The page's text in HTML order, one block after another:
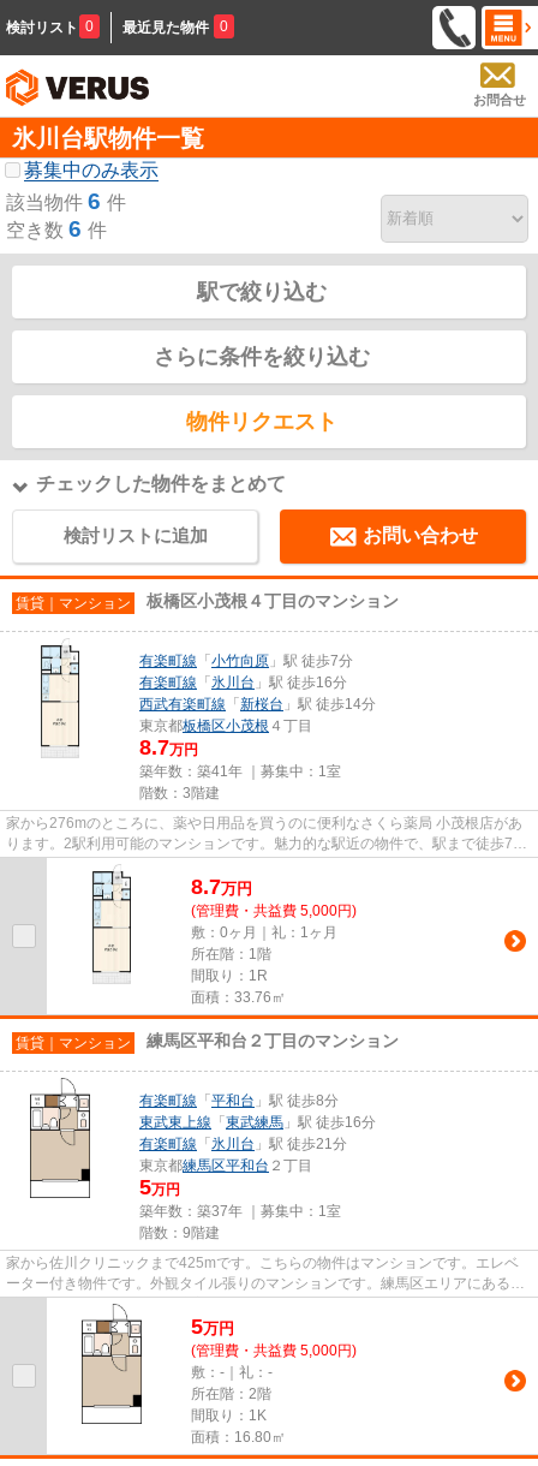
検討リスト 0 最近見た物件 0
お問合せ
氷川台駅物件一覧
募集中のみ表示
該当物件 6 件
空き数 6 件
駅で絞り込む
さらに条件を絞り込む
物件リクエスト
チェックした物件をまとめて
検討リストに追加 お問い合わせ
賃貸｜マンション 板橋区小茂根４丁目のマンション
有楽町線 「 小竹向原 」駅 徒歩7分
有楽町線 「 氷川台 」駅 徒歩16分
西武有楽町線 「 新桜台 」駅 徒歩14分
東京都板橋区小茂根 ４丁目
8.7万円
築年数：築41年 ｜募集中： 1室
階数：3階建
家から276mのところに、薬や日用品を買うのに便利なさくら薬局 小茂根店があ
ります。2駅利用可能のマンションです。魅力的な駅近の物件で、駅まで徒歩7分
です。見た目がきれいな外観タ...
8.7万円
(管理費・共益費 5,000円)
敷：0ヶ月｜礼：1ヶ月
所在階：1階
間取り：1R
面積：33.76㎡
賃貸｜マンション 練馬区平和台２丁目のマンション
有楽町線 「 平和台 」駅 徒歩8分
東武東上線 「 東武練馬 」駅 徒歩16分
有楽町線 「 氷川台 」駅 徒歩21分
東京都練馬区平和台 ２丁目
5万円
築年数：築37年 ｜募集中： 1室
階数：9階建
家から佐川クリニックまで425mです。こちらの物件はマンションです。エレベ
ーター付き物件です。外観タイル張りのマンションです。練馬区エリアにある賃
貸情報のことなら、地域に密着...
5万円
(管理費・共益費 5,000円)
敷：-｜礼：-
所在階：2階
間取り：1K
面積：16.80㎡